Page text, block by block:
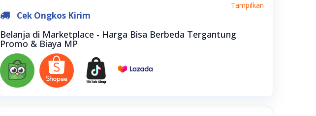
Cek Ongkos Kirim
Tampilkan
Belanja di Marketplace - Harga Bisa Berbeda Tergantung
Promo & Biaya MP